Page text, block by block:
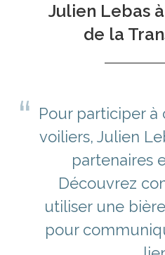
Julien Lebas
de la
Pour participer
voiliers, Julien
partenaires
Découvrez
utiliser une
pour